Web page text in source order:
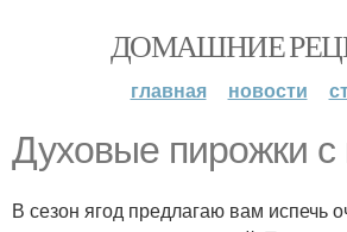
ДОМАШНИЕ
главная новости
Духовые пирожки
В сезон ягод предлагаю вам испечь